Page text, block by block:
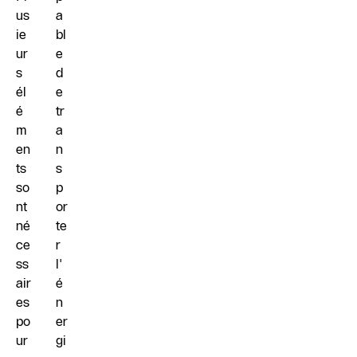
us
ie
ur
s
él
é
m
en
ts
so
nt
né
ce
ss
air
es
po
ur
a
bl
e
d
e
tr
a
n
s
p
or
te
r
l'
é
n
er
gi